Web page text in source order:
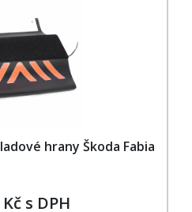
hrany Škoda Fabia
s DPH